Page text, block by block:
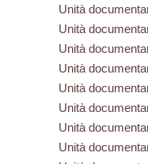
Unità
Unità
Unità
Unità
Unità
Unità
Unità
Unità